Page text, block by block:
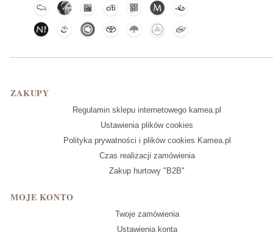
Linki w stopce
ZAKUPY
Regulamin sklepu internetowego kamea.pl
Ustawienia plików cookies
Polityka prywatności i plików cookies Kamea.pl
Czas realizacji zamówienia
Zakup hurtowy "B2B"
MOJE KONTO
Twoje zamówienia
Ustawienia konta